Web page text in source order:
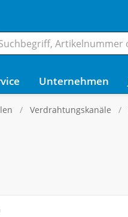
Unternehmen
Verdrahtungskanäle